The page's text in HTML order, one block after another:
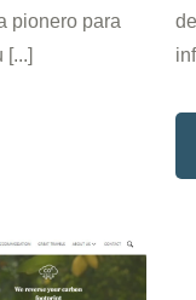
pionero para
[...]